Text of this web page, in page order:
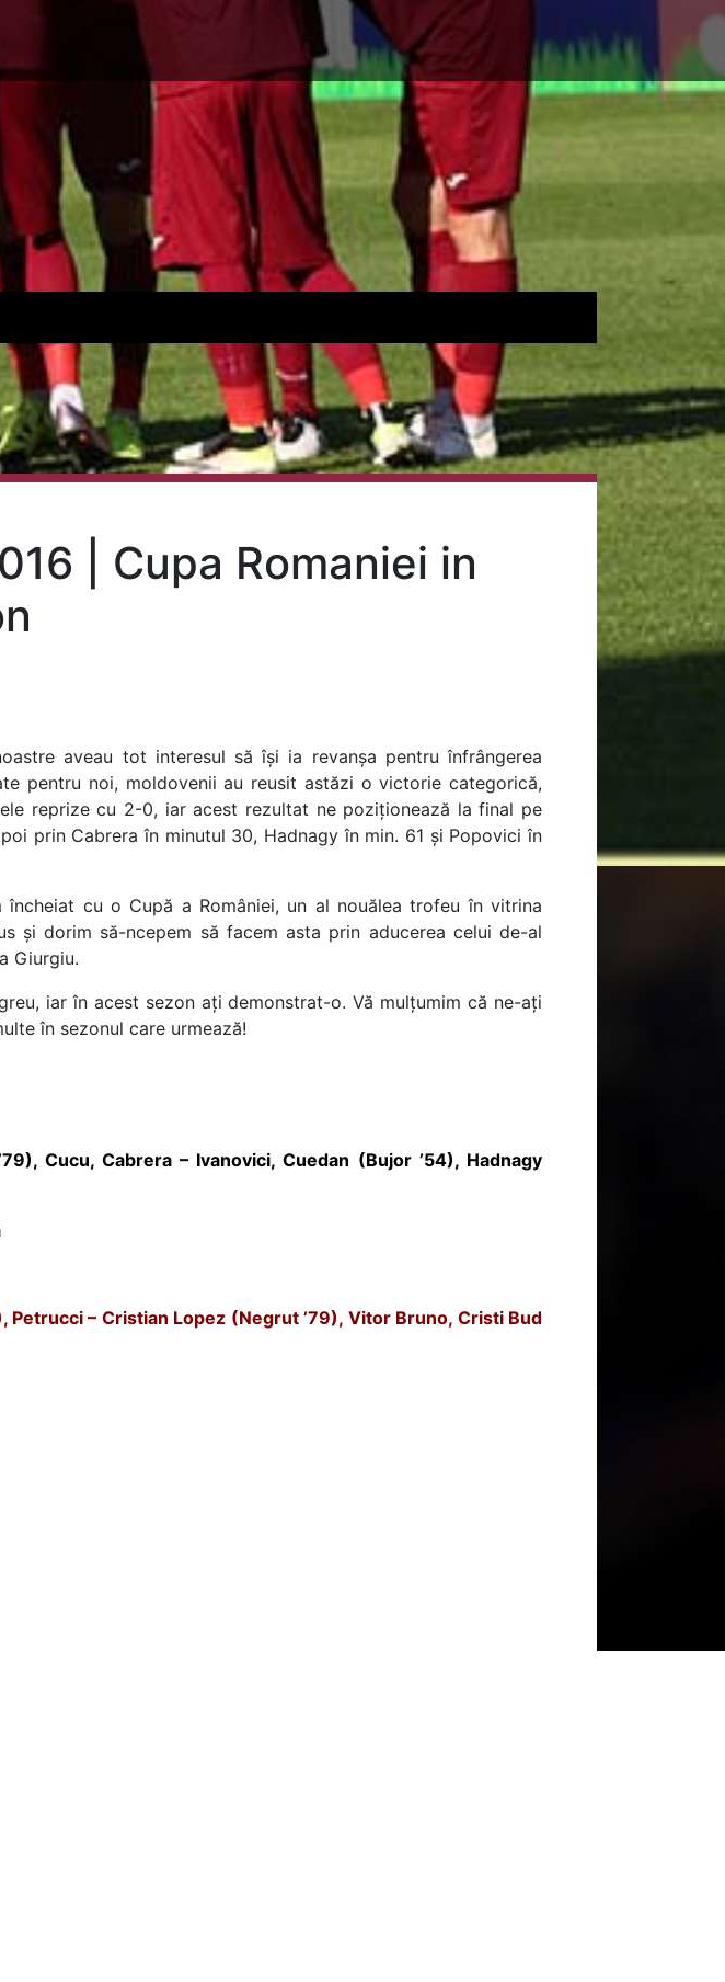
| Cupa Romaniei in
aveau tot interesul să își ia revanșa pentru înfrângerea
pentru noi, moldovenii au reusit astăzi o victorie categorică,
reprize cu 2-0, iar acest rezultat ne poziționează la final pe
prin Cabrera în minutul 30, Hadnagy în min. 61 și Popovici în
cu o Cupă a României, un al nouălea trofeu în vitrina
și dorim să-ncepem să facem asta prin aducerea celui de-al
Giurgiu.
iar în acest sezon ați demonstrat-o. Vă mulțumim că ne-ați
în sezonul care urmează!
Cucu, Cabrera – Ivanovici, Cuedan (Bujor ’54), Hadnagy
Petrucci – Cristian Lopez (Negrut ’79), Vitor Bruno, Cristi Bud